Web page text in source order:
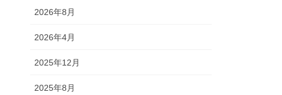
2026年8月
2026年4月
2025年12月
2025年8月